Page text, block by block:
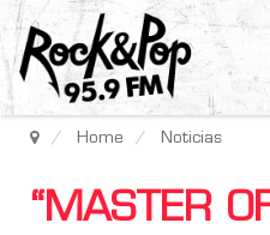
Home Noticias
“MASTER